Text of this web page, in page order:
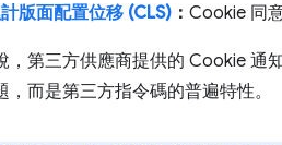
版面配置位移 (CLS) ： Cookie 同
，第三方供應商提供的 Cookie 通
，而是第三方指令碼的普遍特性。